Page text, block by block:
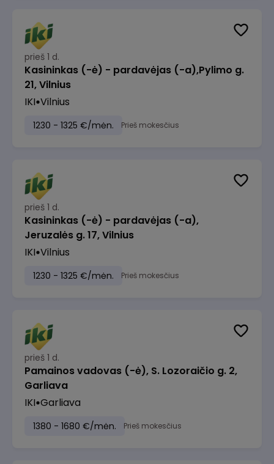
prieš 1 d.
Kasininkas (-ė) - pardavėjas (-a),Pylimo g.
21, Vilnius
IKI Vilnius
1230 - 1325 €/mėn. Prieš mokesčius
prieš 1 d.
Kasininkas (-ė) - pardavėjas (-a),
Jeruzalės g. 17, Vilnius
IKI Vilnius
1230 - 1325 €/mėn. Prieš mokesčius
prieš 1 d.
Pamainos vadovas (-ė), S. Lozoraičio g. 2,
Garliava
IKI Garliava
1380 - 1680 €/mėn. Prieš mokesčius